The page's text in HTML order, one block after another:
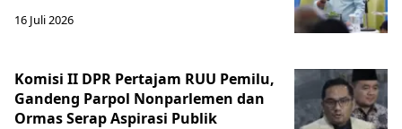
16 Juli 2026
Komisi II DPR Pertajam RUU Pemilu,
Gandeng Parpol Nonparlemen dan
Ormas Serap Aspirasi Publik